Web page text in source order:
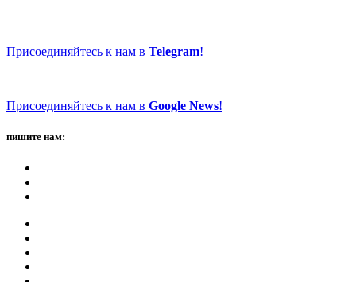
Присоединяйтесь к нам в Telegram!
Присоединяйтесь к нам в Google News!
пишите нам: